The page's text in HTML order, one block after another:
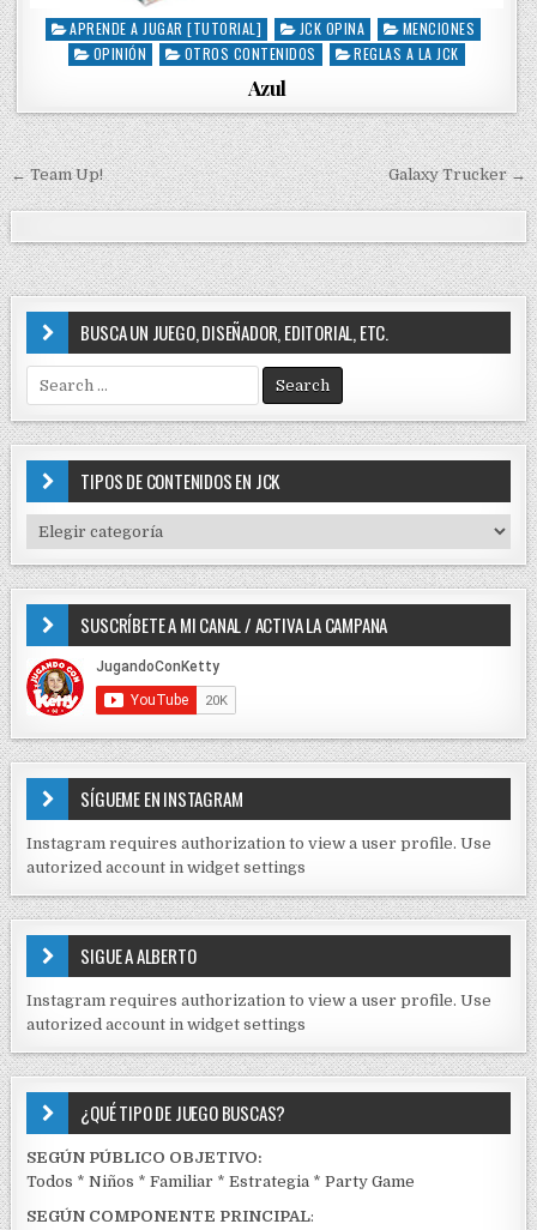
P
e
d
i
n
APRENDE A JUGAR [TUTORIAL] JCK OPINA
MENCIONES
OPINIÓN
OTROS CONTENIDOS REGLAS A LA JCK
Azul
N
a
v
e
a
c
i
ó
n
e
e
n
r
a
d
← Team Up! Galaxy Trucker →
BUSCA UN JUEGO, DISEÑADOR, EDITORIAL, ETC.
e
a
r
o
r
:
TIPOS DE CONTENIDOS EN JCK
I
P
D
E
C
N
T
I
D
S
E
J
C
K
SUSCRÍBETE A MI CANAL / ACTIVA LA CAMPANA
SÍGUEME EN INSTAGRAM
Instagram requires authorization to view a user profile. Use
autorized account in widget settings
SIGUE A ALBERTO
Instagram requires authorization to view a user profile. Use
autorized account in widget settings
¿QUÉ TIPO DE JUEGO BUSCAS?
SEGÚN PÚBLICO OBJETIVO:
Todos *Niños *Familiar *Estrategia *Party Game
SEGÚN COMPONENTE PRINCIPAL: